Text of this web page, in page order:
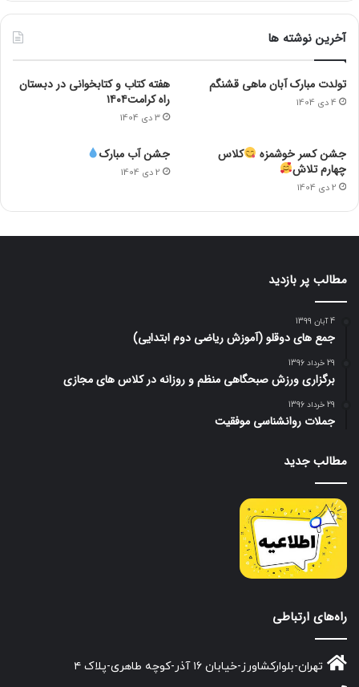
آخرین نوشته ها
تولدت مبارک آبان ماهی قشنگم
4 دی 1404
هفته کتاب و کتابخوانی در دبستان
راه کرامت۱۴۰۴
3 دی 1404
جشن کسر خوشمزه
کلاس
چهارم تلاش
2 دی 1404
جشن آب مبارک
2 دی 1404
مطالب پر بازدید
4 آبان 1399
جمع های دوقلو (آموزش ریاضی دوم ابتدایی)
29 خرداد 1396
برگزاری ورزش صبحگاهی منظم و روزانه در کلاس های مجازی
29 خرداد 1396
جملات روانشناسی موفقیت
مطالب جدید
راه‌های ارتباطی
تهران-بلوارکشاورز-خیابان ۱۶ آذر-کوچه طاهری-پلاک ۴